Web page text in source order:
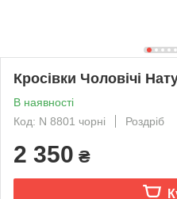
Кросівки Чоловічі
В наявності
Код: N 8801 чорні
Роздріб
2 350 ₴